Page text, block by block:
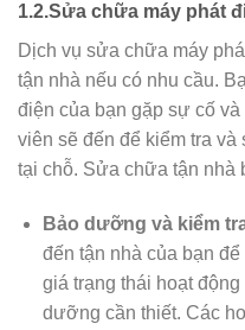
1.2.Sửa chữa máy phát
Dịch vụ sửa chữa máy
tận nhà nếu có nhu cầu.
điện của bạn gặp sự cố
viên sẽ đến để kiểm tra
tại chỗ. Sửa chữa tận nhà
Bảo dưỡng và kiểm
đến tận nhà của bạn
giá trạng thái hoạt
dưỡng cần thiết. Các